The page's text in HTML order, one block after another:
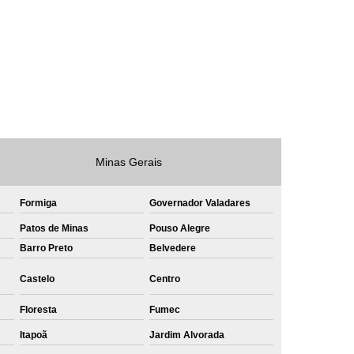
Label de Malhas
Private Label Roupas
Sublimação Camiseta Algodão
de Camisetas de Algodão
Sublimação em Camisetas
em Tecido de Algodão
Sublimação Total em Camisetas
Minas Gerais
Formiga Governador Valadares
Patos de Minas
Pouso Alegre
Barro Preto Belvedere
Castelo Centro
Floresta Fumec
Itapoã Jardim Alvorada